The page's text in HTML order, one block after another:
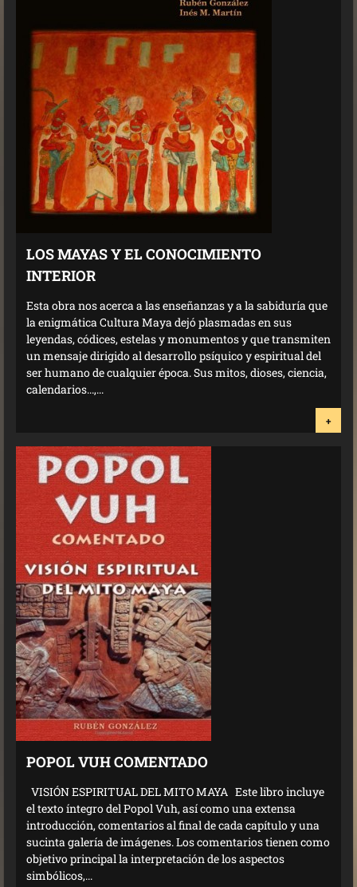
LOS MAYAS Y EL CONOCIMIENTO
INTERIOR
Esta obra nos acerca a las enseñanzas y a la sabiduría que
la enigmática Cultura Maya dejó plasmadas en sus
leyendas, códices, estelas y monumentos y que transmiten
un mensaje dirigido al desarrollo psíquico y espiritual del
ser humano de cualquier época. Sus mitos, dioses, ciencia,
calendarios...,...
+
POPOL VUH COMENTADO
VISIÓN ESPIRITUAL DEL MITO MAYA Este libro incluye
el texto íntegro del Popol Vuh, así como una extensa
introducción, comentarios al final de cada capítulo y una
sucinta galería de imágenes. Los comentarios tienen como
objetivo principal la interpretación de los aspectos
simbólicos,...